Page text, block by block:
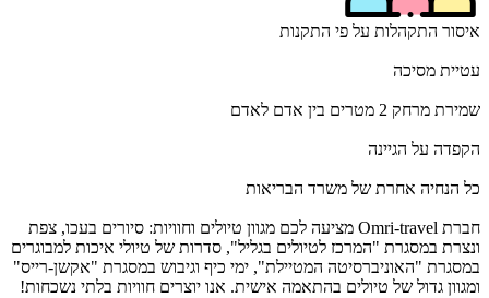
איסור התקהלות על פי התקנות
עטיית מסיכה
שמירת מרחק 2 מטרים בין אדם לאדם
הקפדה על הגיינה
כל הנחיה אחרת של משרד הבריאות
חברת Omri-travel מציעה לכם מגוון טיולים וחוויות: סיורים בעכו, צפת
ונצרת במסגרת "המרכז לטיולים בגליל", סדרות של טיולי איכות למבוגרים
במסגרת "האוניברסיטה המטיילת", ימי כיף וגיבוש במסגרת "אקשן-רייס"
ומגוון גדול של טיולים בהתאמה אישית. אנו יוצרים חוויות בלתי נשכחות!